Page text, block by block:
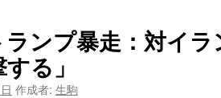
ランプ暴走：対イ
る」
作成者: 生駒